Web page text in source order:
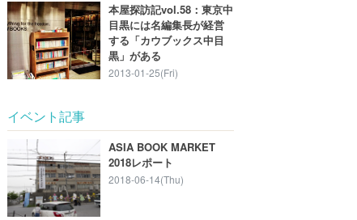
本屋探訪記vol.58：東京中
目黒には名編集長が経営
する「カウブックス中目
黒」がある
2013-01-25(Fri)
イベント記事
ASIA BOOK MARKET
2018レポート
2018-06-14(Thu)